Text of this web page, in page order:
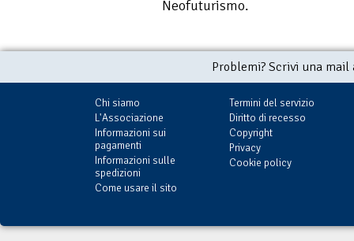
Neofuturismo.
Problemi? Scrivi una
Chi siamo
L'Associazione
Informazioni sui
pagamenti
Informazioni sulle
spedizioni
Come usare il sito
Termini del servizio
Diritto di recesso
Copyright
Privacy
Cookie policy